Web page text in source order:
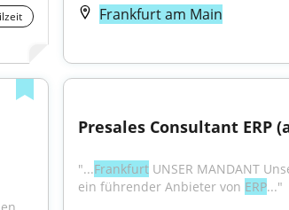
Frankfurt am Main
Presales Consultant ERP
"...Frankfurt UNSER MANDANT
ein führender Anbieter von ERP..."